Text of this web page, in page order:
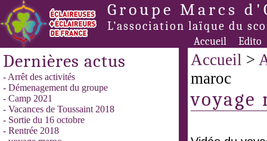
Groupe Marcs
L’association laïque du
Accueil Edito
Dernières actus
- Arrêt des activités
- Démenagement du groupe
- Camp 2021
- Vacances de Toussaint 2018
- Sortie du 16 octobre
- Rentrée 2018
Accueil >
maroc
voyage